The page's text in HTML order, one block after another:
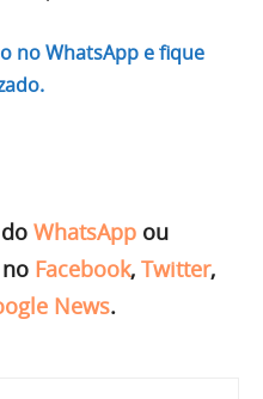
no WhatsApp e fique
WhatsApp ou
Facebook, Twitter,
News.